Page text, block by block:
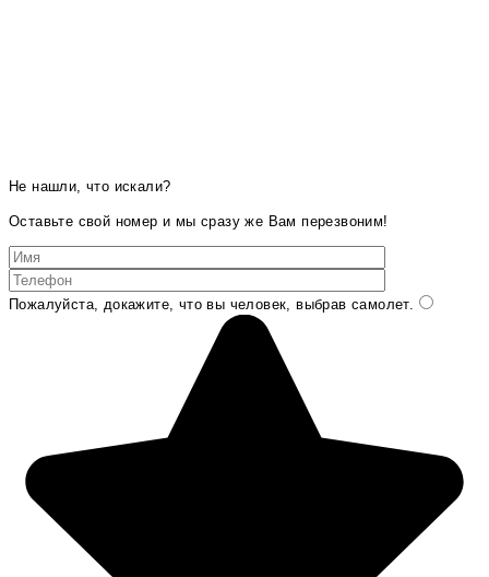
Не нашли, что искали?
Оставьте свой номер и мы сразу же Вам перезвоним!
Пожалуйста, докажите, что вы человек, выбрав самолет.